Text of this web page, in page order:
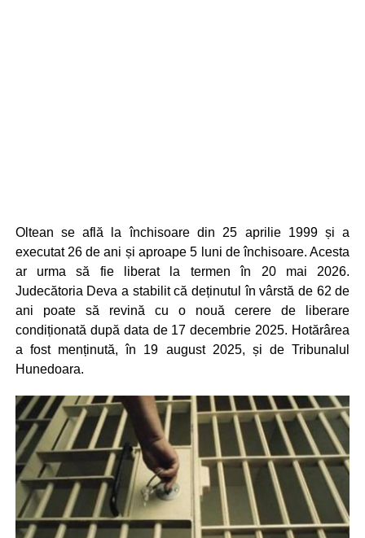
Oltean se află la închisoare din 25 aprilie 1999 și a
executat 26 de ani și aproape 5 luni de închisoare. Acesta
ar urma să fie liberat la termen în 20 mai 2026.
Judecătoria Deva a stabilit că deținutul în vârstă de 62 de
ani poate să revină cu o nouă cerere de liberare
condiționată după data de 17 decembrie 2025. Hotărârea
a fost menținută, în 19 august 2025, și de Tribunalul
Hunedoara.